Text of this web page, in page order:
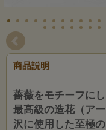
商品説明
薔薇をモチーフに
最高級の造花（ア
沢に使用した至極